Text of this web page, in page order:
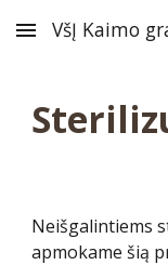
Skip to main
VšĮ Kaimo
Neišgalintiems
apmokame šią